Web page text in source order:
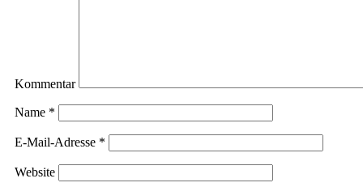
Kommentar
Name *
E-Mail-Adresse *
Website